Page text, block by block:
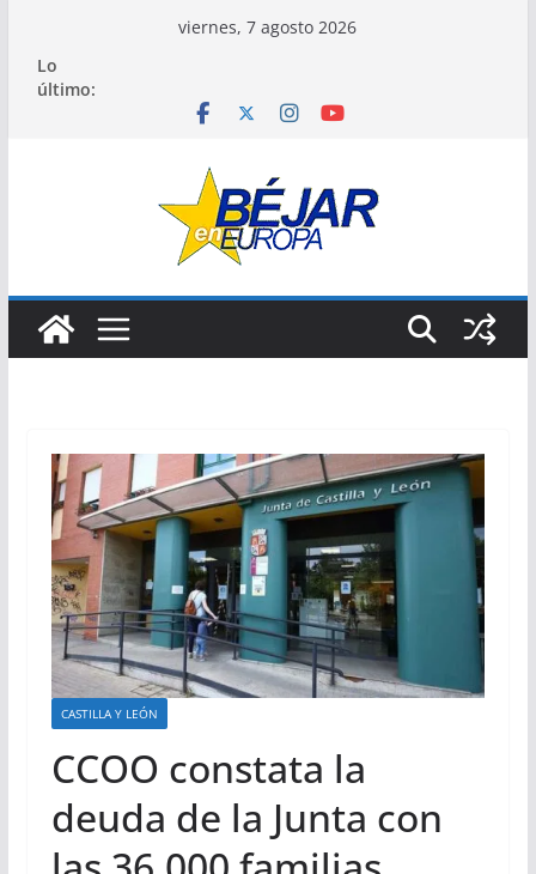
contenido
viernes, 7 agosto 2026
Lo
último:
CASTILLA Y LEÓN
CCOO constata la
deuda de la Junta con